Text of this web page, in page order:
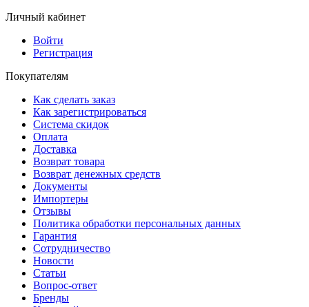
Личный кабинет
Войти
Регистрация
Покупателям
Как сделать заказ
Как зарегистрироваться
Система скидок
Оплата
Доставка
Возврат товара
Возврат денежных средств
Документы
Импортеры
Отзывы
Политика обработки персональных данных
Гарантия
Сотрудничество
Новости
Статьи
Вопрос-ответ
Бренды